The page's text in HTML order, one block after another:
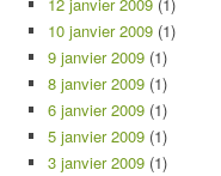
10 janvier 2009 (1)
9 janvier 2009 (1)
8 janvier 2009 (1)
6 janvier 2009 (1)
5 janvier 2009 (1)
3 janvier 2009 (1)